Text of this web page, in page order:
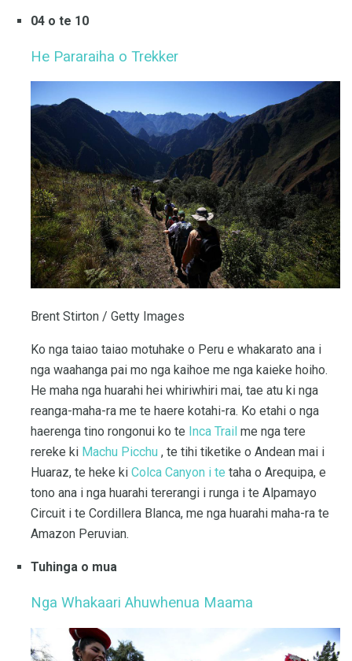
04 o te 10
He Pararaiha o Trekker
Brent Stirton / Getty Images
Ko nga taiao taiao motuhake o Peru e whakarato ana i
nga waahanga pai mo nga kaihoe me nga kaieke hoiho.
He maha nga huarahi hei whiriwhiri mai, tae atu ki nga
reanga-maha-ra me te haere kotahi-ra. Ko etahi o nga
haerenga tino rongonui ko te Inca Trail me nga tere
rereke ki Machu Picchu , te tihi tiketike o Andean mai i
Huaraz, te heke ki Colca Canyon i te taha o Arequipa, e
tono ana i nga huarahi tererangi i runga i te Alpamayo
Circuit i te Cordillera Blanca, me nga huarahi maha-ra te
Amazon Peruvian.
Tuhinga o mua
Nga Whakaari Ahuwhenua Maama